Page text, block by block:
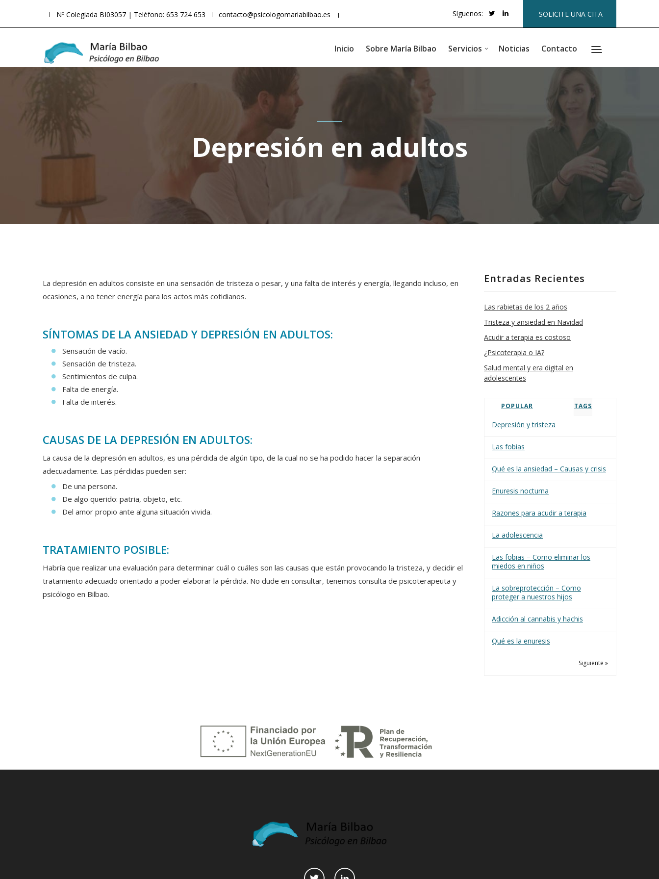
Nº Colegiada BI03057 | Teléfono: 653 724 653 contacto@psicologomariabilbao.es SOLICITE UNA CITA
Síguenos:
Inicio Sobre María Bilbao Servicios Noticias Contacto
Depresión en adultos
La depresión en adultos consiste en una sensación de tristeza o pesar, y una falta de interés y energía, llegando incluso, en
ocasiones, a no tener energía para los actos más cotidianos.
SÍNTOMAS DE LA ANSIEDAD Y DEPRESIÓN EN ADULTOS:
Sensación de vacío.
Sensación de tristeza.
Sentimientos de culpa.
Falta de energía.
Falta de interés.
CAUSAS DE LA DEPRESIÓN EN ADULTOS:
La causa de la depresión en adultos, es una pérdida de algún tipo, de la cual no se ha podido hacer la separación
adecuadamente. Las pérdidas pueden ser:
De una persona.
De algo querido: patria, objeto, etc.
Del amor propio ante alguna situación vivida.
TRATAMIENTO POSIBLE:
Habría que realizar una evaluación para determinar cuál o cuáles son las causas que están provocando la tristeza, y decidir el
tratamiento adecuado orientado a poder elaborar la pérdida. No dude en consultar, tenemos consulta de psicoterapeuta y
psicólogo en Bilbao.
Entradas Recientes
Las rabietas de los 2 años
Tristeza y ansiedad en Navidad
Acudir a terapia es costoso
¿Psicoterapia o IA?
Salud mental y era digital en
adolescentes
POPULAR TAGS
Depresión y tristeza
Las fobias
Qué es la ansiedad – Causas y crisis
Enuresis nocturna
Razones para acudir a terapia
La adolescencia
Las fobias – Como eliminar los
miedos en niños
La sobreprotección – Como
proteger a nuestros hijos
Adicción al cannabis y hachis
Qué es la enuresis
Siguiente »